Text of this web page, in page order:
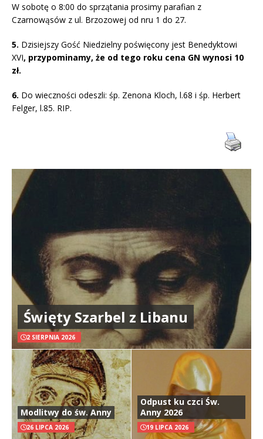
W sobotę o 8:00 do sprzątania prosimy parafian z
Czarnowąsów z ul. Brzozowej od nru 1 do 27.
5. Dzisiejszy Gość Niedzielny poświęcony jest Benedyktowi
XVI, przypominamy, że od tego roku cena GN wynosi 10
zł.
6. Do wieczności odeszli: śp. Zenona Kloch, l.68 i śp. Herbert
Felger, l.85. RIP.
Święty Szarbel z Libanu
2 SIERPNIA 2026
Modlitwy do św. Anny
26 LIPCA 2026
Odpust ku czci Św.
Anny 2026
19 LIPCA 2026